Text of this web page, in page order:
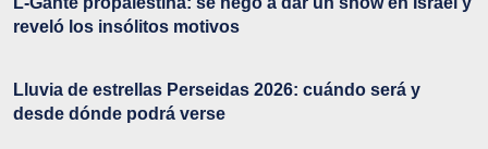
reveló los insólitos motivos
Lluvia de estrellas Perseidas 2026: cuándo será y
desde dónde podrá verse